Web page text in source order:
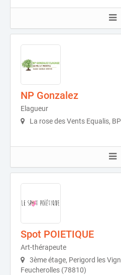
NP Gonzalez
Elagueur
La rose des Vents Equalis,
Spot POIETIQUE
Art-thérapeute
3ème étage, Perigord les
Feucherolles (78810)